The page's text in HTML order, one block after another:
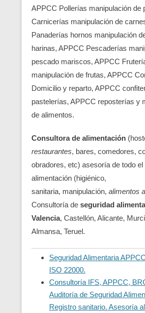
APPCC Pollerías manipulación de
Carnicerías manipulación de
Panaderías hornos manipulación
harinas, APPCC Pescaderías
pescado mariscos, APPCC
manipulación de frutas, APPCC
Domicilio y reparto, APPCC
pastelerías, APPCC reposterías y
de alimentos.
Consultora de alimentación
restaurantes, bares, comedores,
obradores, etc) asesoría de todo
alimentación (higiénico,
sanitaria, manipulación, alimentos
Consultoría de seguridad
Valencia, Castellón, Alicante,
Almansa, Teruel.
Seguridad Alimentaria
ISO 22000.
Consultoría IFS, APPCC,
Auditoría de Seguridad
Registro sanitario. Asesoría